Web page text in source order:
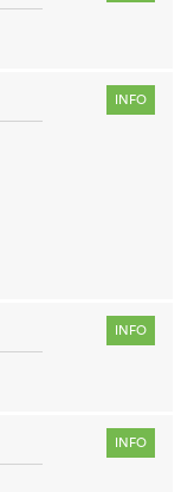
INFO
INFO
INFO